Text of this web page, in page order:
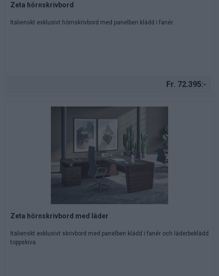
Zeta hörnskrivbord
Italienskt exklusivt hörnskrivbord med panelben klädd i fanér.
Fr. 72.395:-
Zeta hörnskrivbord med läder
Italienskt exklusivt skrivbord med panelben klädd i fanér och läderbeklädd
toppskiva.